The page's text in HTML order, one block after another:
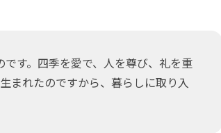
す。四季を愛で、人を尊び、礼を重
まれたのですから、暮らしに取り入